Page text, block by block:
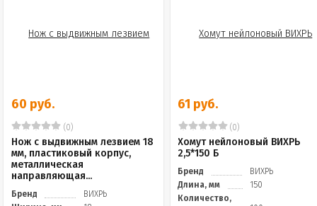
60 руб.
(0)
Нож с выдвижным лезвием 18
мм, пластиковый корпус,
металлическая
направляющая...
Бренд
ВИХРЬ
61 руб.
(0)
Хомут нейлоновый ВИХРЬ
2,5*150 Б
Бренд
ВИХРЬ
Длина, мм
150
Количество,